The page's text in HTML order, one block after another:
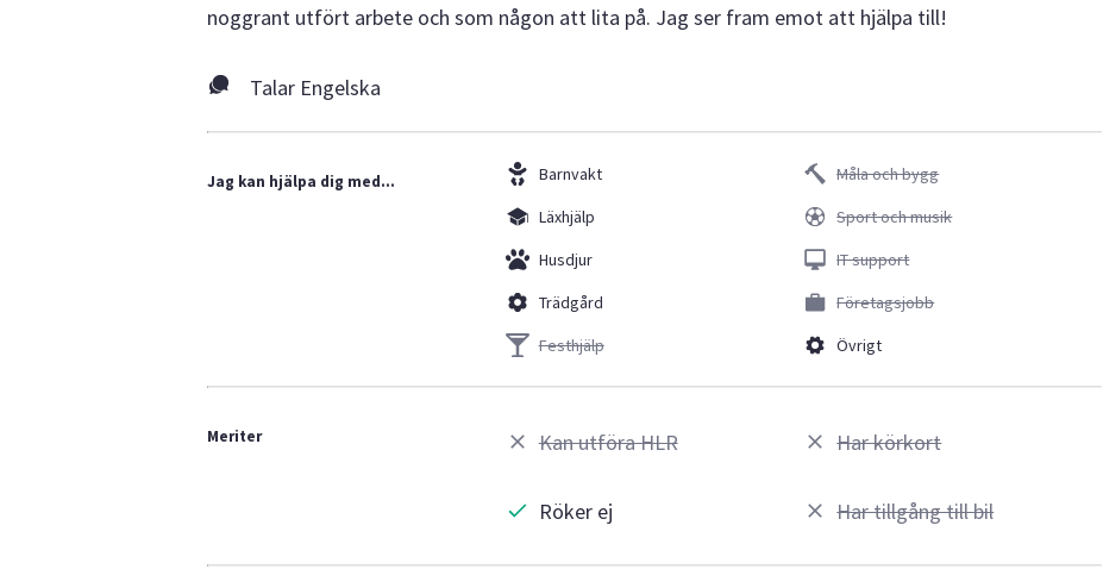
noggrant utfört arbete och som någon att lita på. Jag ser fram emot att hjälpa till!
Talar Engelska
Jag kan hjälpa dig med...
Barnvakt
Läxhjälp
Husdjur
Trädgård
Festhjälp
Måla och bygg
Sport och musik
IT support
Företagsjobb
Övrigt
Meriter Kan utföra HLR
Röker ej
Har körkort
Har tillgång till bil